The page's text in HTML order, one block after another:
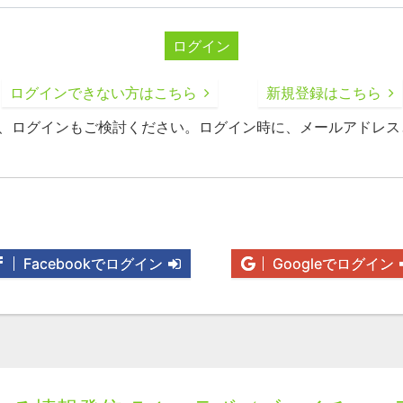
ログイン
ログインできない方はこちら
新規登録はこちら
ログインもご検討ください。ログイン時に、メールアドレ
Facebookでログイン Googleでログイン